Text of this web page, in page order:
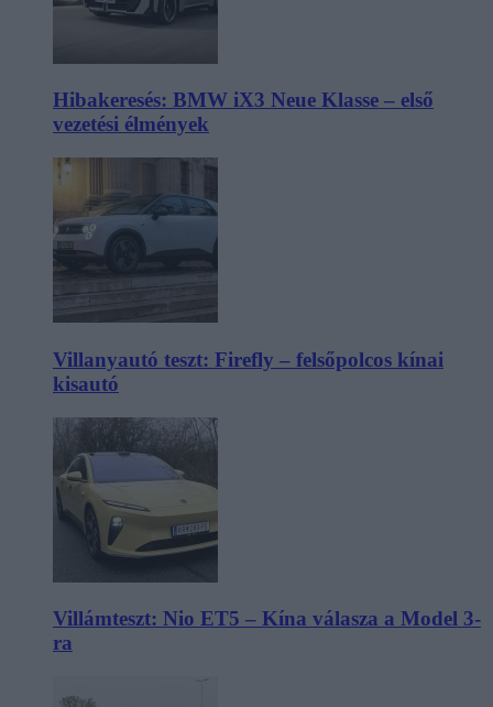
Hibakeresés: BMW iX3 Neue Klasse – első
vezetési élmények
Villanyautó teszt: Firefly – felsőpolcos kínai
kisautó
Villámteszt: Nio ET5 – Kína válasza a Model 3-
ra